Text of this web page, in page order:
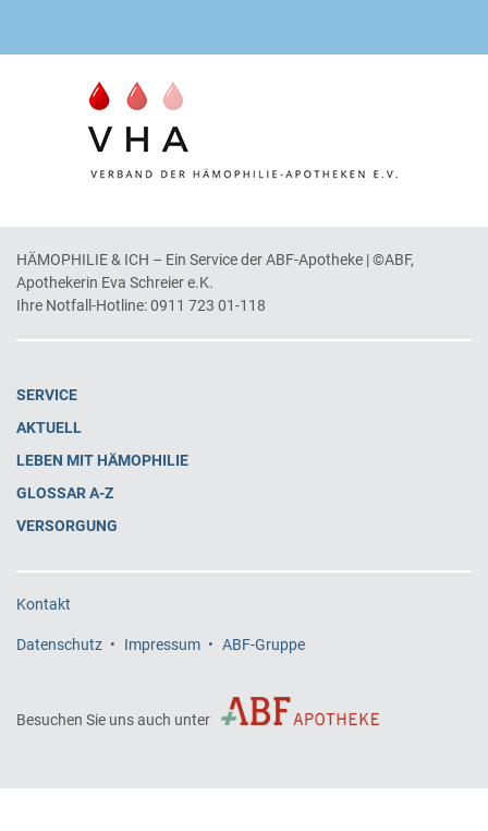
HÄMOPHILIE & ICH – Ein Service der ABF-Apotheke | ©ABF,
Apothekerin Eva Schreier e.K.
Ihre Notfall-Hotline:0911 723 01-118
Kontakt
SERVICE
AKTUELL
LEBEN MIT HÄMOPHILIE
GLOSSAR A-Z
VERSORGUNG
Datenschutz Impressum ABF-Gruppe
Besuchen Sie uns auch unter